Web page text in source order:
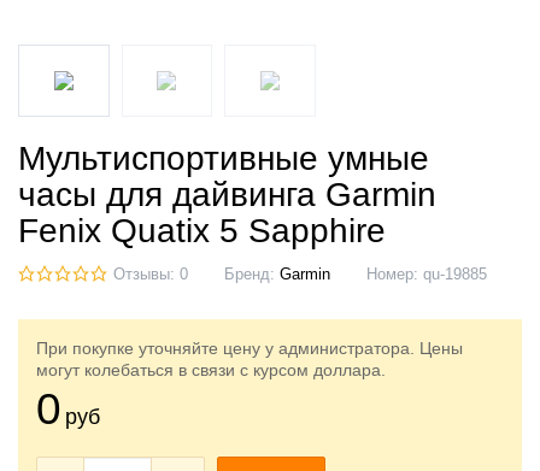
Мультиспортивные умные
часы для дайвинга Garmin
Fenix Quatix 5 Sapphire
Отзывы: 0 Бренд: Garmin Номер: qu-19885
При покупке уточняйте цену у администратора. Цены
могут колебаться в связи с курсом доллара.
0 руб